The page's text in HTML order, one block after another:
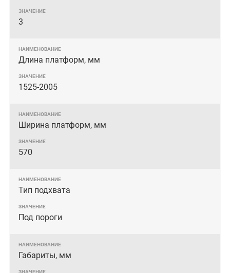
3
Длина платформ, мм
1525-2005
Ширина платформ, мм
570
Тип подхвата
Под пороги
Габариты, мм